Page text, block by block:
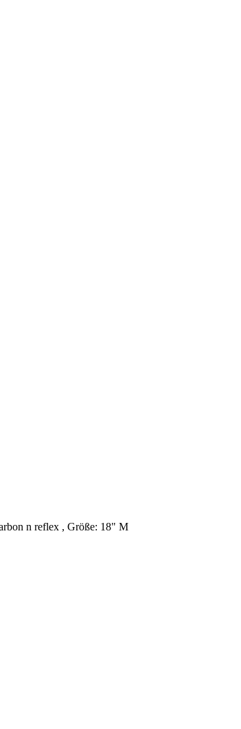
n reflex , Größe: 18" M